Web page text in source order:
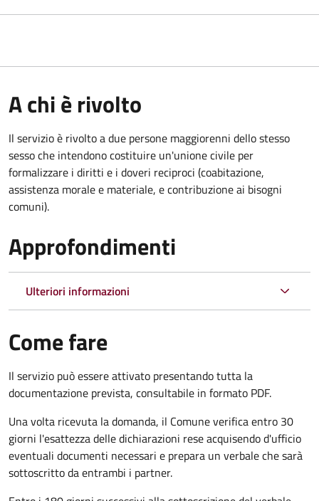
A chi è rivolto
Il servizio è rivolto a due persone maggiorenni dello stesso
sesso che intendono costituire un'unione civile per
formalizzare i diritti e i doveri reciproci (coabitazione,
assistenza morale e materiale, e contribuzione ai bisogni
comuni).
Approfondimenti
Ulteriori informazioni
Come fare
Il servizio può essere attivato presentando tutta la
documentazione prevista, consultabile in formato PDF.
Una volta ricevuta la domanda, il Comune verifica entro 30
giorni l'esattezza delle dichiarazioni rese acquisendo d'ufficio
eventuali documenti necessari e prepara un verbale che sarà
sottoscritto da entrambi i partner.